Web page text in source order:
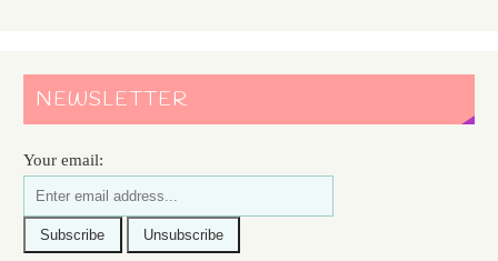
NEWSLETTER
Your email: